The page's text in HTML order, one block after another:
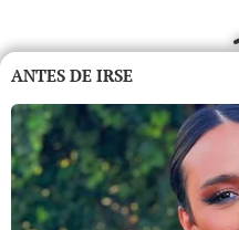
ANTES DE IRSE